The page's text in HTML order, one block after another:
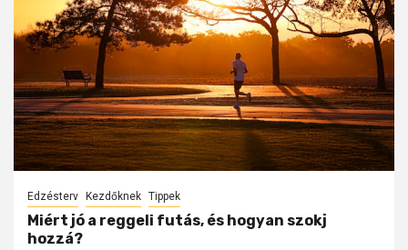
Edzésterv Kezdőknek Tippek
Miért jó a reggeli futás, és hogyan szokj
hozzá?